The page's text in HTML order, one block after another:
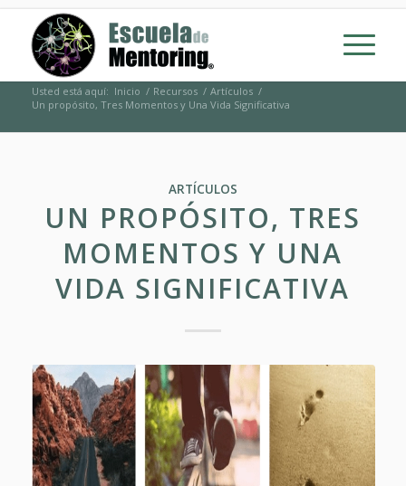
Usted está aquí: Inicio / Recursos / Artículos /
Un propósito, Tres Momentos y Una Vida Significativa
ARTÍCULOS
UN PROPÓSITO, TRES
MOMENTOS Y UNA
VIDA SIGNIFICATIVA